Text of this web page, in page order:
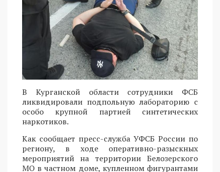
В Курганской области сотрудники ФСБ
ликвидировали подпольную лабораторию с
особо крупной партией синтетических
наркотиков.
Как сообщает пресс-служба УФСБ России по
региону, в ходе оперативно-разыскных
мероприятий на территории Белозерского
МО в частном доме, купленном фигурантами